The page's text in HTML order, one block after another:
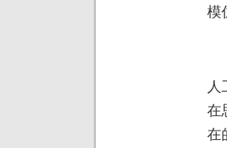
模
在
在